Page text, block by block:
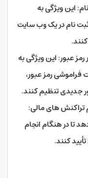
این ویژگی به
ثبت نام در یک وب سایت
عبور: این ویژگی به
فراموشی رمز عبور،
جدیدی تنظیم کنند.
تراکنش های مالی:
تا در هنگام انجام
کنند.